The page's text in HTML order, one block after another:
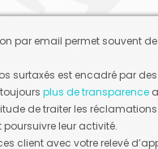
par email permet souvent
surtaxés est encadré par
plus de transparence
de traiter les
poursuivre leur activité.
client avec votre relevé